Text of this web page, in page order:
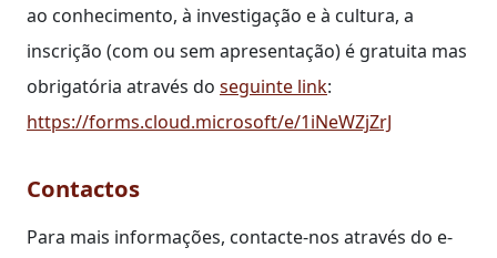
ao conhecimento, à investigação e à cultura, a
inscrição (com ou sem apresentação) é gratuita mas
obrigatória através do seguinte link:
https://forms.cloud.microsoft/e/1iNeWZjZrJ
Contactos
Para mais informações, contacte-nos através do e-